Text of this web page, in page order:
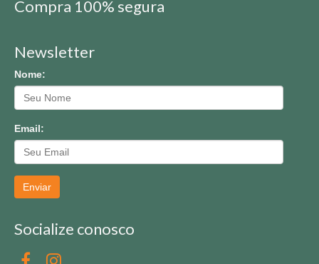
Compra 100% segura
Newsletter
Nome:
Email:
Enviar
Socialize conosco